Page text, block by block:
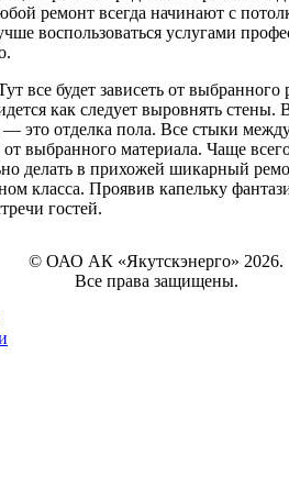
ремонт всегда начинают с
воспользоваться услугами
все будет зависеть от
как следует выровнять
— это отделка пола. Все стыки
выбранного материала. Чаще
делать в прихожей шикарный
класса. Проявив капельку
гостей.
© ОАО АК «Якутскэнерго» 2026.
Все права защищены.